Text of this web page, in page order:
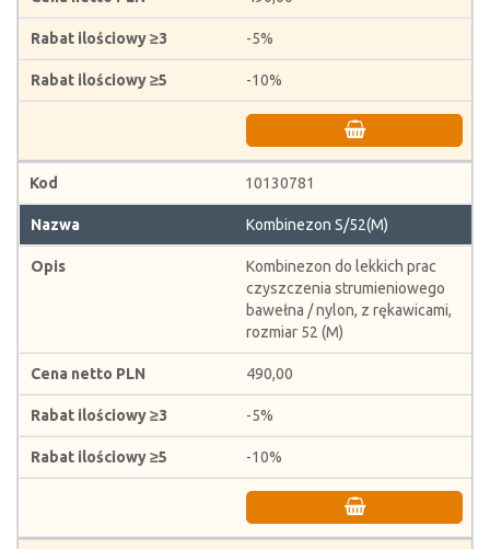
-5%
-10%
10130781
Kombinezon S/52(M)
Kombinezon do lekkich prac
czyszczenia strumieniowego
bawełna / nylon, z rękawicami,
rozmiar 52 (M)
490,00
-5%
-10%